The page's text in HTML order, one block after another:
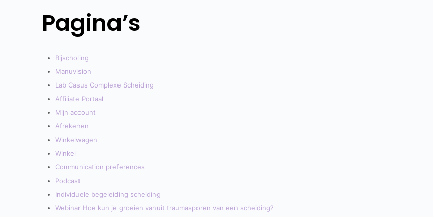
Pagina’s
Bijscholing
Manuvision
Lab Casus Complexe Scheiding
Affiliate Portaal
Mijn account
Afrekenen
Winkelwagen
Winkel
Communication preferences
Podcast
Individuele begeleiding scheiding
Webinar Hoe kun je groeien vanuit traumasporen van een scheiding?